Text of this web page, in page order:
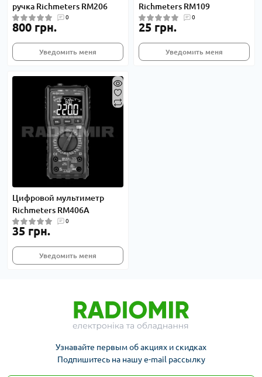
ручка Richmeters RM206
0
800 грн.
Уведомить меня
Richmeters RM109
0
25 грн.
Уведомить меня
Цифровой мультиметр
Richmeters RM406A
0
35 грн.
Уведомить меня
Узнавайте первым об акциях и скидках
Подпишитесь на нашу e-mail рассылку